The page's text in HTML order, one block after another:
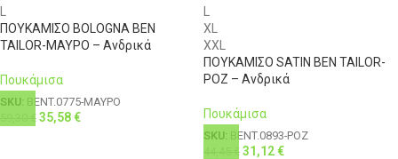
ΠΟΥΚΑΜΙΣΟ BOLOGNA BEN
TAILOR-ΜΑΥΡΟ – Ανδρικά
Πουκάμισα
SKU: BENT.0775-ΜΑΥΡΟ
€ 35,58€
XL
XXL
ΠΟΥΚΑΜΙΣΟ SATIN BEN TAILOR-
ΡΟΖ – Ανδρικά
Πουκάμισα
SKU: BENT.0893-ΡΟΖ
€ 31,12€